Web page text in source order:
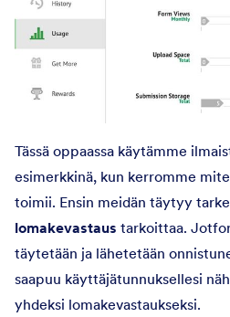
Tässä oppaassa käytämme
esimerkkinä, kun kerromme
toimii. Ensin meidän täytyy
lomakevastaus tarkoittaa.
täytetään ja lähetetään
saapuu käyttäjätunnuksellesi
yhdeksi lomakevastaukseksi.